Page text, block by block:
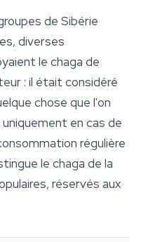
de Sibérie
diverses
le chaga de
: il était considéré
chose que l'on
en cas de
régulière
le chaga de la
réservés aux